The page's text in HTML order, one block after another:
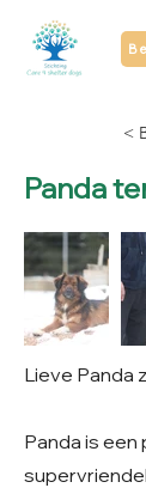
<
Panda
Lieve Panda
Panda is een